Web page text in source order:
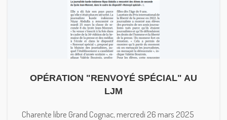
OPÉRATION "RENVOYÉ SPÉCIAL" AU
LJM
Charente libre Grand Cognac, mercredi 26 mars 2025